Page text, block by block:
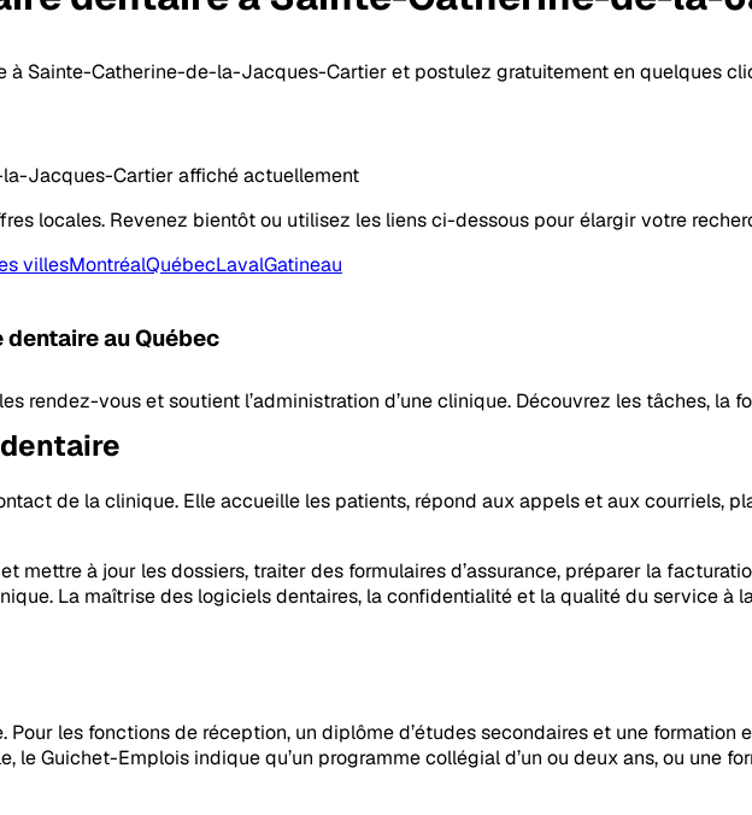
à Sainte-Catherine-de-la-Jacques-Cartier et postulez gratuitement en quelques
Jacques-Cartier affiché actuellement
locales. Revenez bientôt ou utilisez les liens ci-dessous pour élargir votre
villesMontréalQuébecLavalGatineau
dentaireau Québec
rendez-vous et soutient l’administration d’une clinique. Découvrez les tâches, la
de la clinique. Elle accueille les patients, répond aux appels et aux courriels,
mettre à jour les dossiers, traiter des formulaires d’assurance, préparer la
La maîtrise des logiciels dentaires, la confidentialité et la qualité du service à
les fonctions de réception, un diplôme d’études secondaires et une formation
le Guichet-Emplois indique qu’un programme collégial d’un ou deux ans, ou une